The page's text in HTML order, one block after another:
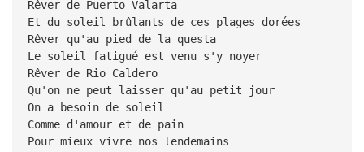
Rêver de Puerto Valarta
Et du soleil brûlants de ces plages dorées
Rêver qu'au pied de la questa
Le soleil fatigué est venu s'y noyer
Rêver de Rio Caldero
Qu'on ne peut laisser qu'au petit jour
On a besoin de soleil
Comme d'amour et de pain
Pour mieux vivre nos lendemains